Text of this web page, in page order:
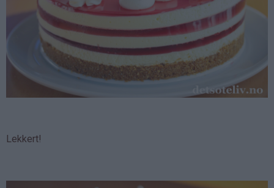
Lekkert!